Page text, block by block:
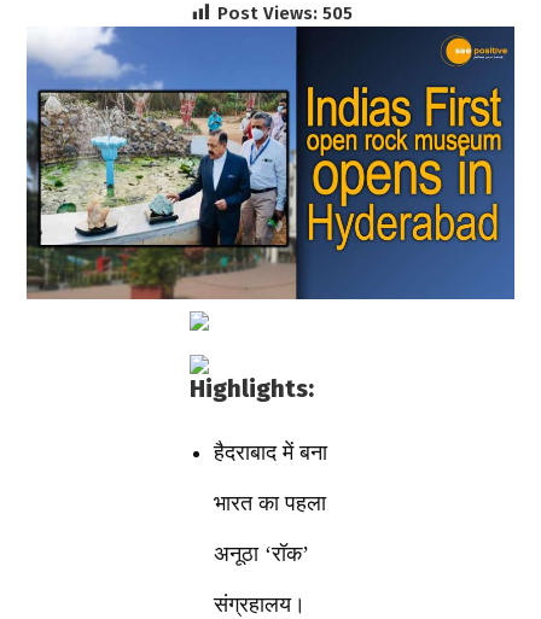
Post Views: 505
Highlights:
हैदराबाद में बना
भारत का पहला
अनूठा ‘रॉक’
संग्रहालय।